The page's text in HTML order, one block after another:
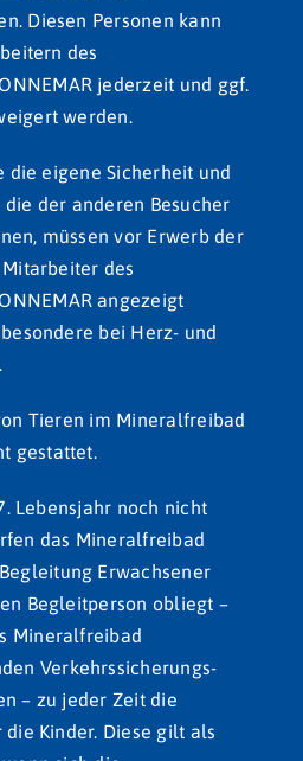
Diesen Personen kann
des
jederzeit und ggf.
werden.
eigene Sicherheit und
der anderen Besucher
müssen vor Erwerb der
des
angezeigt
bei Herz- und
Tieren im Mineralfreibad
gestattet.
Lebensjahr noch nicht
das Mineralfreibad
Erwachsener
Begleitperson obliegt –
Mineralfreibad
Verkehrssicherungs-
– zu jeder Zeit die
Kinder. Diese gilt als